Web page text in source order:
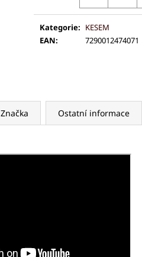
Kategorie: KESEM
EAN: 7290012474071
Značka Ostatní informace